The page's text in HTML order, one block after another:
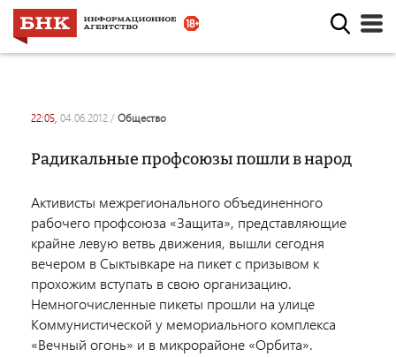
22:05, 04.06.2012 / общество
Радикальные профсоюзы пошли в народ
Активисты межрегионального объединенного
рабочего профсоюза «Защита», представляющие
крайне левую ветвь движения, вышли сегодня
вечером в Сыктывкаре на пикет с призывом к
прохожим вступать в свою организацию.
Немногочисленные пикеты прошли на улице
Коммунистической у мемориального комплекса
«Вечный огонь» и в микрорайоне «Орбита».